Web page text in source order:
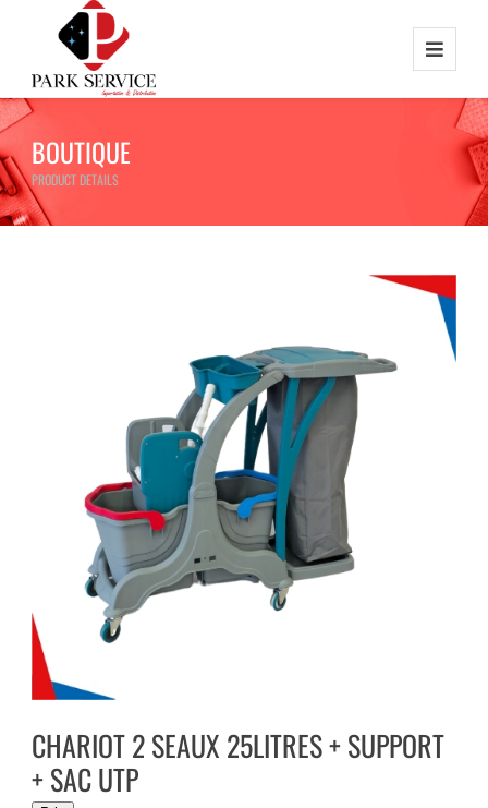
BOUTIQUE
PRODUCT DETAILS
CHARIOT 2 SEAUX 25LITRES + SUPPORT
+ SAC UTP